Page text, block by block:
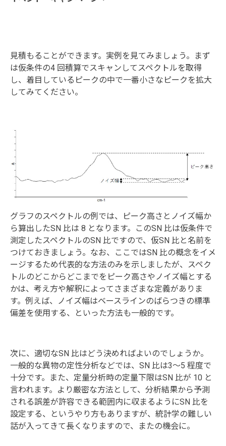
見積もることができます。実例を見てみましょう。まず
は仮条件の4 回積算でスキャンしてスペクトルを取得
し、着目しているピークの中で一番小さなピークを拡大
してみてください。
グラフのスペクトルの例では、ピーク高さとノイズ幅か
ら算出したSN 比は 8 となります。このSN 比は仮条件で
測定したスペクトルのSN 比ですので、仮SN 比と名前を
つけておきましょう。なお、ここではSN 比の概念をイメ
ージするため代表的な方法のみを示しましたが、スペク
トルのどこからどこまでをピーク高さやノイズ幅とする
かは、考え方や解釈によってさまざまな定義がありま
す。例えば、ノイズ幅はベースラインのばらつきの標準
偏差を使用する、といった方法も一般的です。
次に、適切なSN 比はどう決めればよいのでしょうか。
一般的な異物の定性分析などでは、SN 比は3～5 程度で
十分です。また、定量分析時の定量下限はSN 比が 10 と
言われます。より厳密な方法として、分析結果から予測
される誤差が許容できる範囲内に収まるようにSN 比を
設定する、というやり方もありますが、統計学の難しい
話が入ってきて長くなりますので、またの機会に。